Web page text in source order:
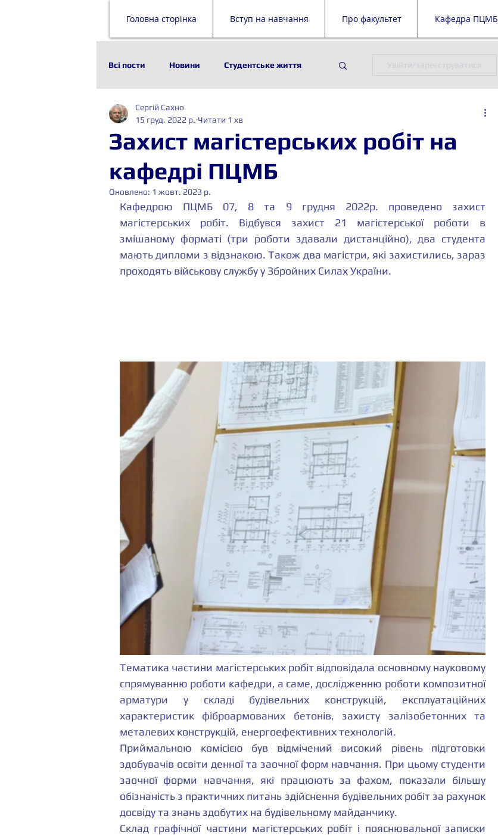
Головна сторінка Вступ на навчання Про факультет Кафедра ПЦМБ
Всі пости Новини Студентське життя
Наука Історія
Захист магістерських робіт на
кафедрі ПЦМБ
Сергій Сахно
15 груд. 2022 р. Читати 1 хв
Оновлено: 1 жовт. 2023 р.
Кафедрою ПЦМБ 07, 8 та 9 грудня 2022р. проведено захист
магістерських робіт. Відбувся захист 21 магістерської роботи в
змішаному форматі (три роботи здавали дистанційно), два студента
проходять військову службу у Збройних Силах України.
Тематика частини магістерських робіт відповідала основному науковому
спрямуванню роботи кафедри, а саме, дослідженню роботи композитної
арматури у складі будівельних конструкцій, експлуатаційних
характеристик фіброармованих бетонів, захисту залізобетонних та
металевих конструкцій, енергоефективних технологій.
Приймальною комісією був відмічений високий рівень підготовки
здобувачів освіти денної та заочної форм навчання. При цьому студенти
заочної форми навчання, які працюють за фахом, показали більшу
обізнаність з практичних питань здійснення будівельних робіт за рахунок
досвіду та знань здобутих на будівельному майданчику.
Склад графічної частини магістерських робіт і пояснювальної записки